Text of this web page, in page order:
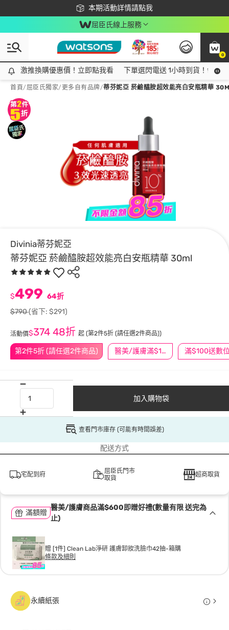
本期活動詳情請點我
下載app最高回饋$350
屈臣氏線上服務
0
激推換購優惠價！立即點我看
激推換購優惠價！立即點我看 下單選閃電送 1小時到貨！領神
首頁/ 屈臣氏獨家/ 更多自有品牌/蒂芬妮亞 菸鹼醯胺超效能亮白安瓶精華
Divinia蒂芬妮亞
蒂芬妮亞 菸鹼醯胺超效能亮白安瓶精華 30ml
第2件5折 (請任選2件商品) 醫美/護膚滿$1200送$200
$499 64折
$790(省下: $291)
活動價$374 48折 起 (第2件5折 (請任選2件商品))
加入購物袋
查看門市庫存 (可能有時間誤差)
配送方式
宅配到府
屈臣氏門市
取貨
超商取貨
滿額贈
醫美/護膚商品滿$600即贈好禮(數量有限 送完為
止)
贈 [1件] Clean Lab淨研 護膚卸妝洗臉巾42抽-箱購
條款及細則
永續紙張